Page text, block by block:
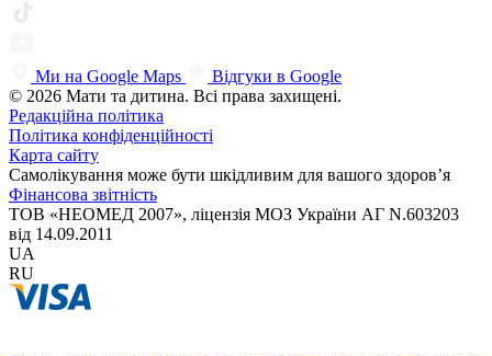
Ми на Google Maps
Відгуки в Google
© 2026 Мати та дитина. Всі права захищені.
Редакційна політика
Політика конфіденційності
Карта сайту
Самолікування може бути шкідливим для вашого здоров’я
Фінансова звітність
ТОВ «НЕОМЕД 2007», ліцензія МОЗ України АГ N.603203
від 14.09.2011
UA
RU